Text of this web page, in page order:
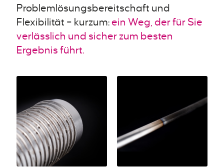
Problemlösungsbereitschaft und
Flexibilität – kurzum:ein Weg, der für Sie
verlässlich und sicher zum besten
Ergebnis führt.